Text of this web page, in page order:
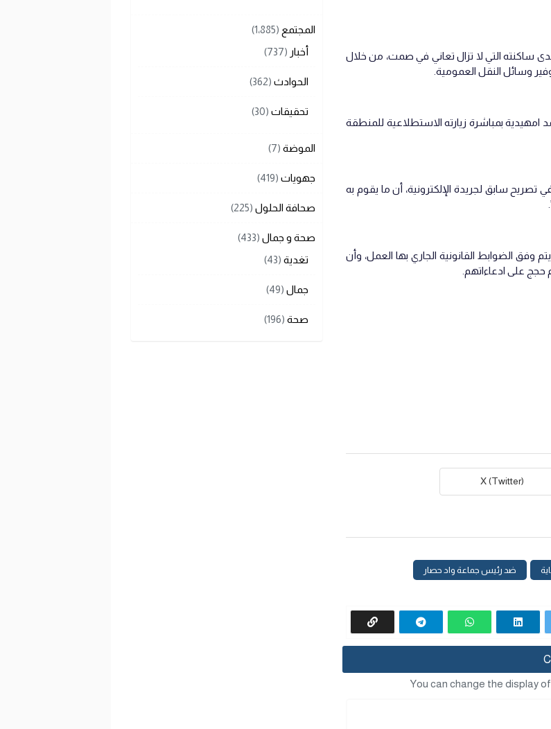
ساكنته التي لا تزال تعاني في صمت، من خلال
وسائل النقل العمومية.
امهيدية بمباشرة زيارته الاستطلاعية للمنطقة
سابق لجريدة الإلكترونية، أن ما يقوم به
الضوابط القانونية الجاري بها العمل، وأن
حجج على ادعاءاتهم.
X (Twitter)
ضد رئيس جماعة واد حصار
You can change the display
المجتمع (1٬885)
أخبار (737)
الحوادث (362)
تحقيقات (30)
الموضة (7)
جهويات (419)
صحافة الحلول (225)
صحة و جمال (433)
تغدية (43)
جمال (49)
صحة (196)